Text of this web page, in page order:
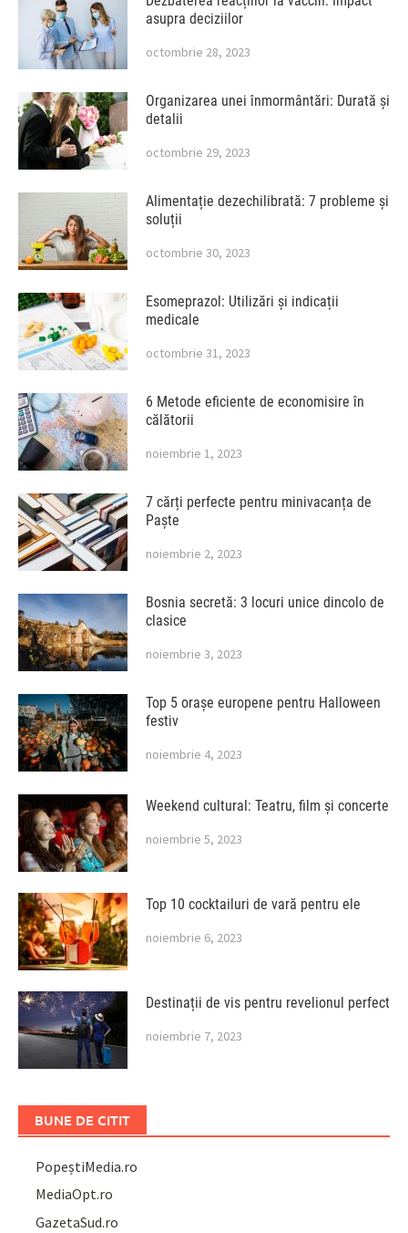
asupra deciziilor
octombrie 28, 2023
Organizarea unei înmormântări: Durată și
detalii
octombrie 29, 2023
Alimentație dezechilibrată: 7 probleme și
soluții
octombrie 30, 2023
Esomeprazol: Utilizări și indicații
medicale
octombrie 31, 2023
6 Metode eficiente de economisire în
călătorii
noiembrie 1, 2023
7 cărți perfecte pentru minivacanța de
Paște
noiembrie 2, 2023
Bosnia secretă: 3 locuri unice dincolo de
clasice
noiembrie 3, 2023
Top 5 orașe europene pentru Halloween
festiv
noiembrie 4, 2023
Weekend cultural: Teatru, film și concerte
noiembrie 5, 2023
Top 10 cocktailuri de vară pentru ele
noiembrie 6, 2023
Destinații de vis pentru revelionul perfect
noiembrie 7, 2023
BUNE DE CITIT
PopeștiMedia.ro
MediaOpt.ro
GazetaSud.ro